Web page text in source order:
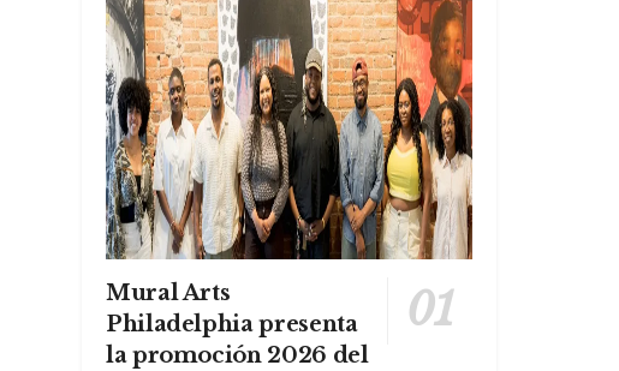
Mural Arts
Philadelphia presenta
la promoción 2026 del